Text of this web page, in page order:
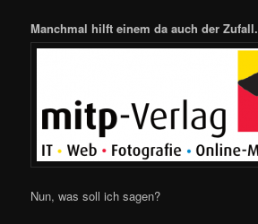
Manchmal hilft einem da auch der Zufall.
Nun, was soll ich sagen?